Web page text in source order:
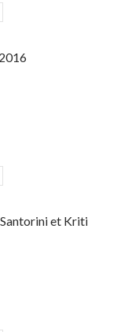
et Kriti